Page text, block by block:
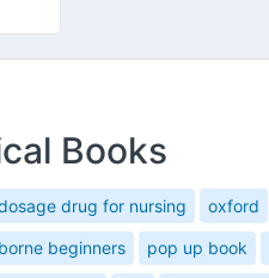
Books
drug for nursing oxford
beginners pop up book